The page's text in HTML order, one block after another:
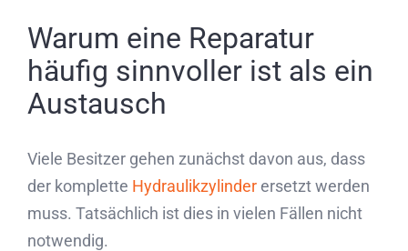
Warum eine Reparatur
häufig sinnvoller ist als ein
Austausch
Viele Besitzer gehen zunächst davon aus, dass
der komplette Hydraulikzylinderersetzt werden
muss. Tatsächlich ist dies in vielen Fällen nicht
notwendig.